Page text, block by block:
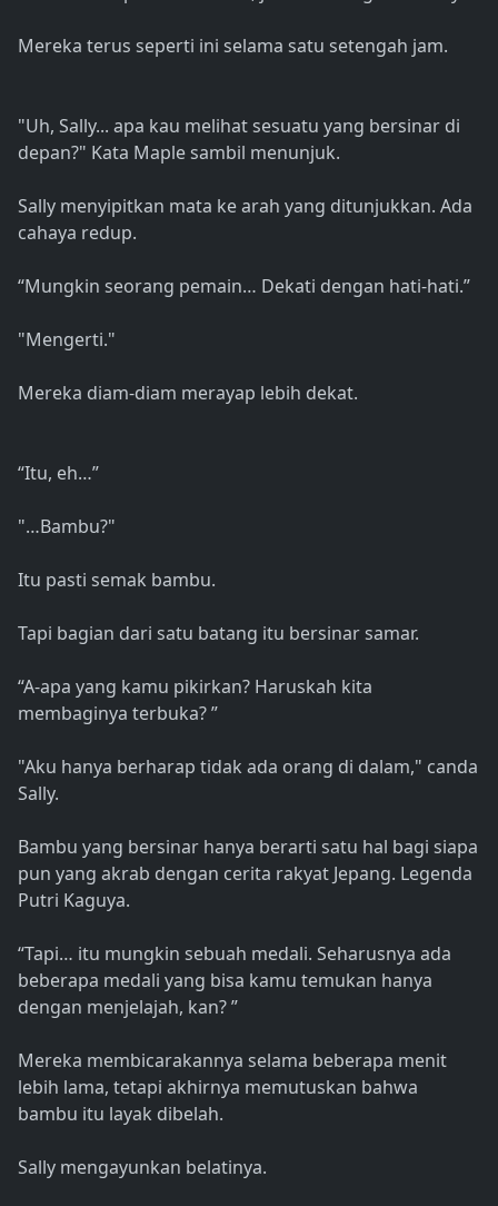
Mereka terus seperti ini selama satu setengah jam.
"Uh, Sally... apa kau melihat sesuatu yang bersinar di
depan?" Kata Maple sambil menunjuk.
Sally menyipitkan mata ke arah yang ditunjukkan. Ada
cahaya redup.
“Mungkin seorang pemain… Dekati dengan hati-hati.”
"Mengerti."
Mereka diam-diam merayap lebih dekat.
“Itu, eh…”
"…Bambu?"
Itu pasti semak bambu.
Tapi bagian dari satu batang itu bersinar samar.
“A-apa yang kamu pikirkan? Haruskah kita
membaginya terbuka? ”
"Aku hanya berharap tidak ada orang di dalam," canda
Sally.
Bambu yang bersinar hanya berarti satu hal bagi siapa
pun yang akrab dengan cerita rakyat Jepang. Legenda
Putri Kaguya.
“Tapi… itu mungkin sebuah medali. Seharusnya ada
beberapa medali yang bisa kamu temukan hanya
dengan menjelajah, kan? ”
Mereka membicarakannya selama beberapa menit
lebih lama, tetapi akhirnya memutuskan bahwa
bambu itu layak dibelah.
Sally mengayunkan belatinya.